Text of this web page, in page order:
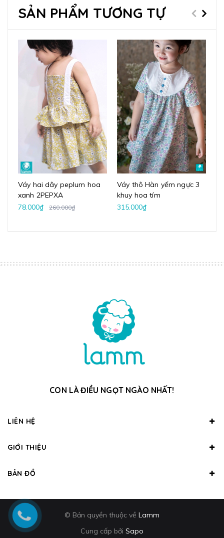
SẢN PHẨM TƯƠNG TỰ
Váy hai dây peplum hoa
xanh 2PEPXA
78.000₫
260.000₫
Váy thô Hàn yếm ngực 3
khuy hoa tím
315.000₫
CON LÀ ĐIỀU NGỌT NGÀO NHẤT!
LIÊN HỆ
GIỚI THIỆU
BẢN ĐỒ
© Bản quyền thuộc về Lamm
Cung cấp bởi Sapo